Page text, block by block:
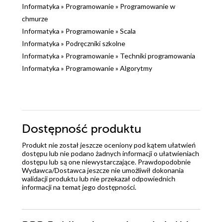
Informatyka » Programowanie» Programowanie w
chmurze
Informatyka » Programowanie» Scala
Informatyka » Podręczniki szkolne
Informatyka » Programowanie» Techniki programowania
Informatyka » Programowanie» Algorytmy
Dostępność produktu
Produkt nie został jeszcze oceniony pod kątem ułatwień
dostępu lub nie podano żadnych informacji o ułatwieniach
dostępu lub są one niewystarczające. Prawdopodobnie
Wydawca/Dostawca jeszcze nie umożliwił dokonania
walidacji produktu lub nie przekazał odpowiednich
informacji na temat jego dostępności.